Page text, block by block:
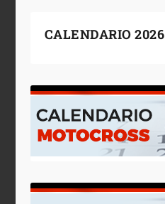
CALENDARIO 2026